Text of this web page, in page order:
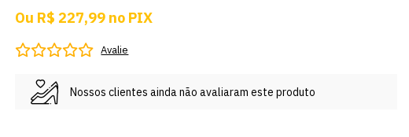
Ou R$ 227,99 no PIX
Avalie
Nossos clientes ainda não avaliaram este produto